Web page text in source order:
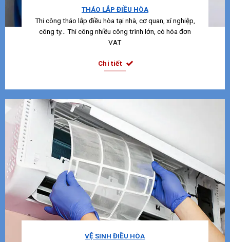
THÁO LẮP ĐIỀU HÒA
Thi công tháo lắp điều hòa tại nhà, cơ quan, xí nghiệp,
công ty… Thi công nhiều công trình lớn, có hóa đơn
VAT
Chi tiết
VỆ SINH ĐIỀU HÒA